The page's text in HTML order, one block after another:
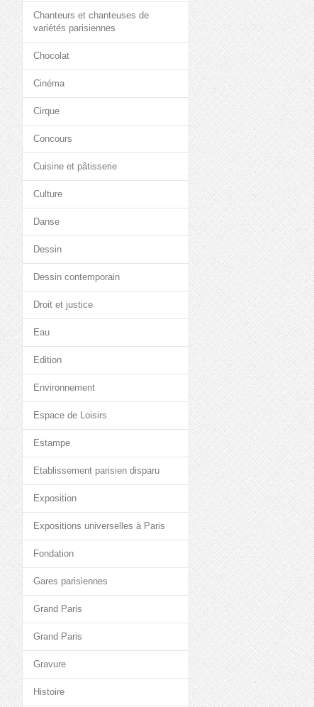
Chanteurs et chanteuses de
variétés parisiennes
Chocolat
Cinéma
Cirque
Concours
Cuisine et pâtisserie
Culture
Danse
Dessin
Dessin contemporain
Droit et justice
Eau
Edition
Environnement
Espace de Loisirs
Estampe
Etablissement parisien disparu
Exposition
Expositions universelles à Paris
Fondation
Gares parisiennes
Grand Paris
Grand Paris
Gravure
Histoire